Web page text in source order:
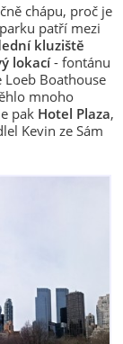
chápu, proč je
patří mezi
ední kluziště
lokací- fontánu
Loeb Boathouse
mnoho
pak Hotel Plaza,
Kevin ze Sám